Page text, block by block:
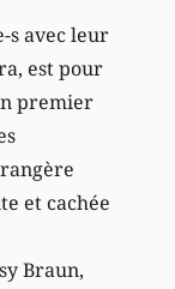
s avec leur
est pour
premier
et cachée
Braun,